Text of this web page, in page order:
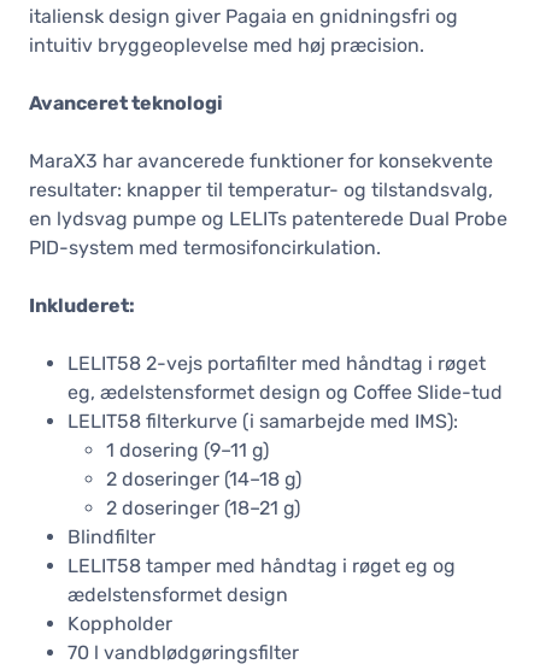
italiensk design giver Pagaia en gnidningsfri og
intuitiv bryggeoplevelse med høj præcision.
Avanceret teknologi
MaraX3 har avancerede funktioner for konsekvente
resultater: knapper til temperatur- og tilstandsvalg,
en lydsvag pumpe og LELITs patenterede Dual Probe
PID-system med termosifoncirkulation.
Inkluderet:
LELIT58 2-vejs portafilter med håndtag i røget
eg, ædelstensformet design og Coffee Slide-tud
LELIT58 filterkurve (i samarbejde med IMS):
1 dosering (9–11 g)
2 doseringer (14–18 g)
2 doseringer (18–21 g)
Blindfilter
LELIT58 tamper med håndtag i røget eg og
ædelstensformet design
Koppholder
70 l vandblødgøringsfilter